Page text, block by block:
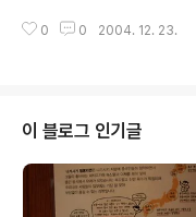
ces0 0 2004. 12. 23.
이 블로그 인기글